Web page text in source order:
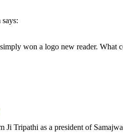
says:
won a logo new reader. What
Ji Tripathi as a president of